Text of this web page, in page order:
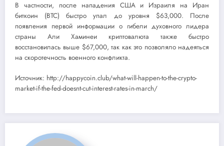
В частности, после нападения США и Израиля на Иран
биткоин (BTC) быстро упал до уровня $63,000. После
появления первой информации о гибели духовного лидера
страны Али Хаминеи криптовалюта также быстро
восстановилась выше $67,000, так как это позволяло надеяться
на скоротечность военного конфликта.
Источник: http://happycoin.club/what-will-happen-to-the-crypto-
market-if-the-fed-doesnt-cut-interest-rates-in-march/